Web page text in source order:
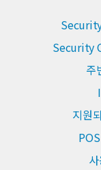
Security
주
지원